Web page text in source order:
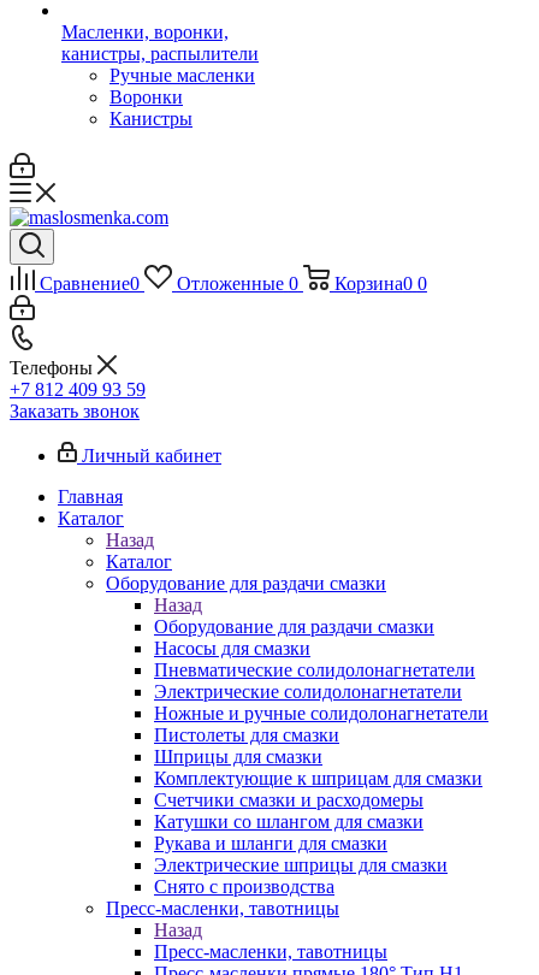
Масленки, воронки,
канистры, распылители
Ручные масленки
Воронки
Канистры
Сравнение0 Отложенные 0 Корзина0 0
Телефоны
+7 812 409 93 59
Заказать звонок
Личный кабинет
Главная
Каталог
Назад
Каталог
Оборудование для раздачи смазки
Назад
Оборудование для раздачи смазки
Насосы для смазки
Пневматические солидолонагнетатели
Электрические солидолонагнетатели
Ножные и ручные солидолонагнетатели
Пистолеты для смазки
Шприцы для смазки
Комплектующие к шприцам для смазки
Счетчики смазки и расходомеры
Катушки со шлангом для смазки
Рукава и шланги для смазки
Электрические шприцы для смазки
Снято с производства
Пресс-масленки, тавотницы
Назад
Пресс-масленки, тавотницы